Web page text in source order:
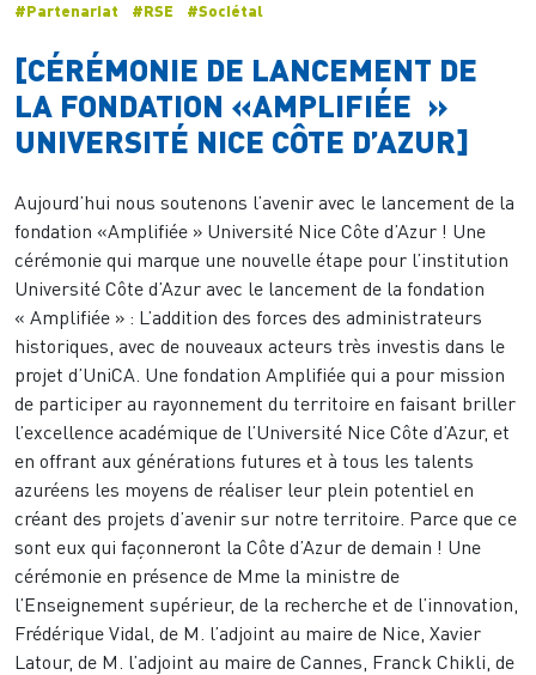
#Partenariat
#RSE #Sociétal
[CÉRÉMONIE DE LANCEMENT DE
LA FONDATION «AMPLIFIÉE »
UNIVERSITÉ NICE CÔTE D’AZUR]
Aujourd’hui nous soutenons l’avenir avec le lancement de la
fondation «Amplifiée » Université Nice Côte d’Azur ! Une
cérémonie qui marque une nouvelle étape pour l’institution
Université Côte d’Azur avec le lancement de la fondation
« Amplifiée » : L’addition des forces des administrateurs
historiques, avec de nouveaux acteurs très investis dans le
projet d’UniCA. Une fondation Amplifiée qui a pour mission
de participer au rayonnement du territoire en faisant briller
l’excellence académique de l’Université Nice Côte d’Azur, et
en offrant aux générations futures et à tous les talents
azuréens les moyens de réaliser leur plein potentiel en
créant des projets d’avenir sur notre territoire. Parce que ce
sont eux qui façonneront la Côte d’Azur de demain ! Une
cérémonie en présence de Mme la ministre de
l’Enseignement supérieur, de la recherche et de l’innovation,
Frédérique Vidal, de M. l’adjoint au maire de Nice, Xavier
Latour, de M. l’adjoint au maire de Cannes, Franck Chikli, de